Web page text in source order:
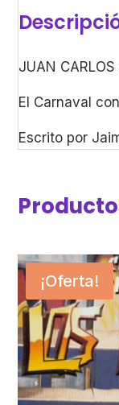
JUAN CARLOS
El Carnaval
Escrito por
¡Oferta!